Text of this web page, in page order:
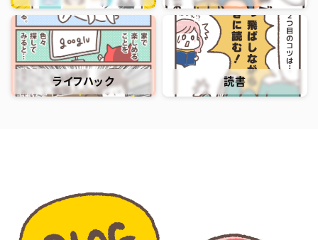
イラスト・デザイン実績事例
スポンサー、記事寄稿、記事広告、レビュー等のご依
頼についてライフハック 読書